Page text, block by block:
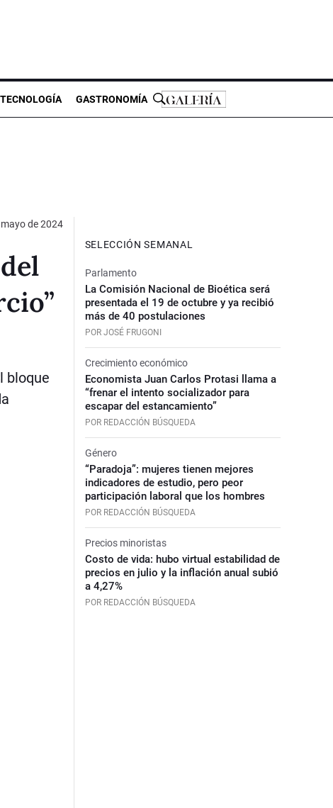
TECNOLOGÍA GASTRONOMÍA
mayo de 2024
bloque
SELECCIÓN SEMANAL
Parlamento
La Comisión Nacional de Bioética será
presentada el 19 de octubre y ya recibió
más de 40 postulaciones
POR JOSÉ FRUGONI
Crecimiento económico
Economista Juan Carlos Protasi llama a
“frenar el intento socializador para
escapar del estancamiento”
POR REDACCIÓN BÚSQUEDA
Género
“Paradoja”: mujeres tienen mejores
indicadores de estudio, pero peor
participación laboral que los hombres
POR REDACCIÓN BÚSQUEDA
Precios minoristas
Costo de vida: hubo virtual estabilidad de
precios en julio y la inflación anual subió
a 4,27%
POR REDACCIÓN BÚSQUEDA